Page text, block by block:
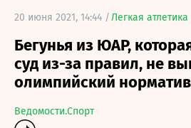
20 июня 2021, 14:44 /Легкая атлетика
Бегунья из ЮАР,
суд из-за правил, не
олимпийский норматив
Ведомости.Спорт